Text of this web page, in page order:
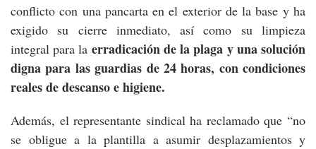
conflicto con una pancarta en el exterior de la base y ha
exigido su cierre inmediato, así como su limpieza
integral para la erradicación de la plaga y una solución
digna para las guardias de 24 horas, con condiciones
reales de descanso e higiene.
Además, el representante sindical ha reclamado que “no
se obligue a la plantilla a asumir desplazamientos y